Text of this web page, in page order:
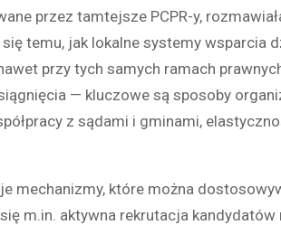
przez tamtejsze PCPR-y,
temu, jak lokalne systemy wsparcia
przy tych samych ramach
— kluczowe są sposoby
z sądami i gminami,
mechanizmy, które można
m.in. aktywna rekrutacja kandydatów